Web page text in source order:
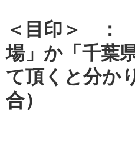
＜目印＞ ：
場」か「千葉
て頂くと分か
合）